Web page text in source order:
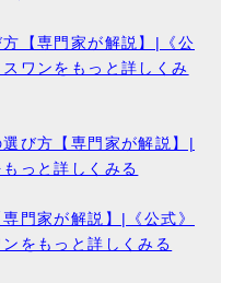
【専門家が解説】|《公
ワンをもっと詳しくみ
び方【専門家が解説】|
っと詳しくみる
門家が解説】|《公式》
をもっと詳しくみる